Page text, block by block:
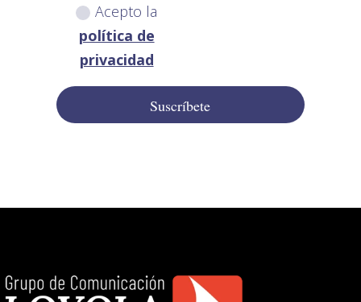
Acepto la
política de
privacidad
Suscríbete